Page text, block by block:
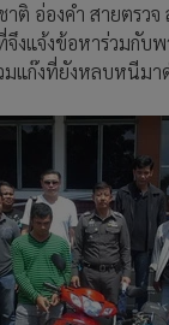
อ่องคำ สายตรว
ที่จึงแจ้งข้อหาร่วม
มแก๊งที่ยังหลบหนีม